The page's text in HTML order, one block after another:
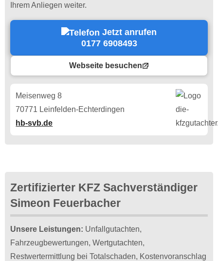
Ihrem Anliegen weiter.
Jetzt anrufen
0177 6908493
Webseite besuchen
Meisenweg 8
70771 Leinfelden-Echterdingen
hb-svb.de
Zertifizierter KFZ Sachverständiger
Simeon Feuerbacher
Unsere Leistungen: Unfallgutachten,
Fahrzeugbewertungen, Wertgutachten,
Restwertermittlung bei Totalschaden, Kostenvoranschlag